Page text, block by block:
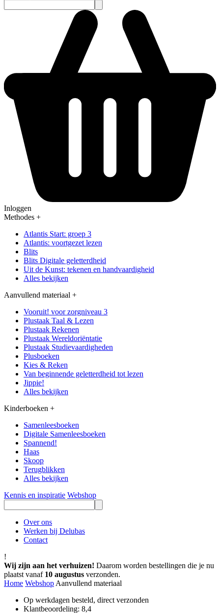
Inloggen
Methodes +
Atlantis Start: groep 3
Atlantis: voortgezet lezen
Blits
Blits Digitale geletterdheid
Uit de Kunst: tekenen en handvaardigheid
Alles bekijken
Aanvullend materiaal +
Vooruit! voor zorgniveau 3
Plustaak Taal & Lezen
Plustaak Rekenen
Plustaak Wereldoriëntatie
Plustaak Studievaardigheden
Plusboeken
Kies & Reken
Van beginnende geletterdheid tot lezen
Jippie!
Alles bekijken
Kinderboeken +
Samenleesboeken
Digitale Samenleesboeken
Spannend!
Haas
Skoop
Terugblikken
Alles bekijken
Kennis en inspiratie Webshop
Over ons
Werken bij Delubas
Contact
!
Wij zijn aan het verhuizen! Daarom worden bestellingen die je nu
plaatst vanaf 10 augustus verzonden.
Home Webshop Aanvullend materiaal
Op werkdagen besteld, direct verzonden
Klantbeoordeling: 8,4